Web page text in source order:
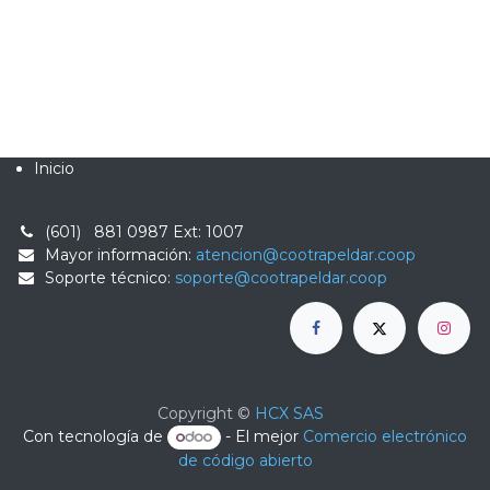
Inicio
(601) 881 0987 Ext: 1007
Mayor información: atencion@cootrapeldar.coop
Soporte técnico: soporte@cootrapeldar.coop
Copyright © HCX SAS
Con tecnología de
- El mejor Comercio electrónico
de código abierto